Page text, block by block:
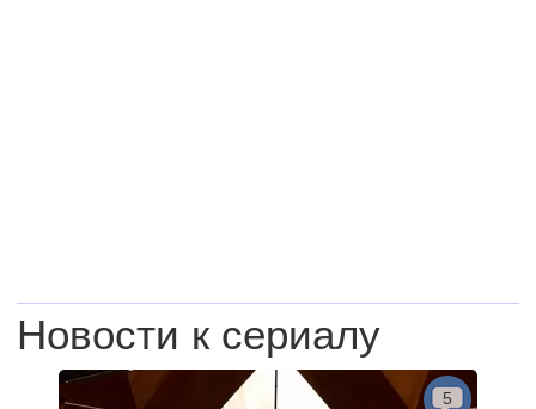
Новости к сериалу
5